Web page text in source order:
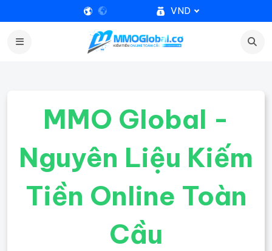
VND
MMO Global -
Nguyên Liệu Kiếm
Tiền Online Toàn
Cầu